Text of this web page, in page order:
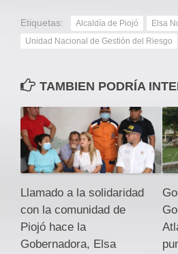
Etiquetas: Alcaldía de Piojó Elsa
Unidad Nacional de Gestión del Riesgo
TAMBIEN PODRÍA
Llamado a la solidaridad
con la comunidad de
Piojó hace la
Gobernadora, Elsa